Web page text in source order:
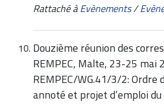
Rattaché à Evènements/
Douzième réunion des
REMPEC, Malte, 23-25 mai
REMPEC/WG.41/3/2: Ordre
annoté et projet d’emploi